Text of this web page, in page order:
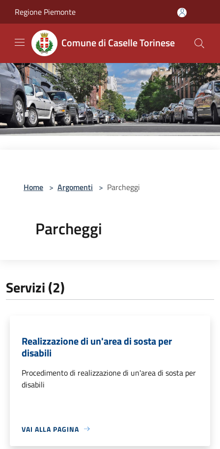
Regione Piemonte
Comune di Caselle Torinese
Home > Argomenti > Parcheggi
Parcheggi
Servizi (2)
Realizzazione di un'area di sosta per
disabili
Procedimento di realizzazione di un'area di sosta per
disabili
VAI ALLA PAGINA